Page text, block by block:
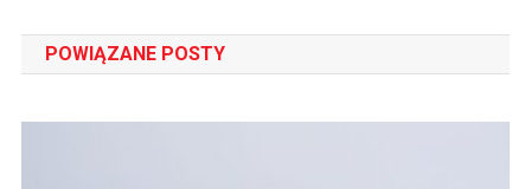
wpisu
POWIĄZANE POSTY